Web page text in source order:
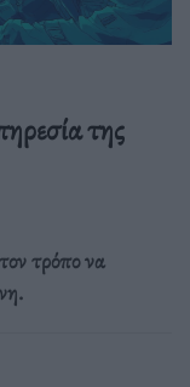
της
τρόπο να